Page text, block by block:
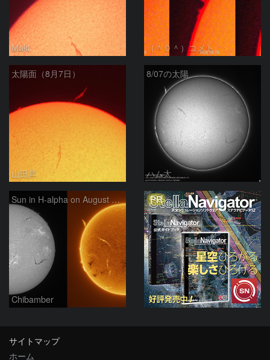
Maki （＾０＾）コメト
太陽面（8月7日）
山田昇
8/07の太陽
ハム太
Sun in H-alpha on August 7, 2026
Chibamber
PR
サイトマップ
ホーム